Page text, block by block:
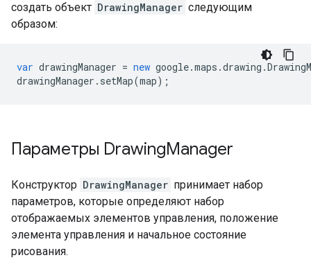
создать объект DrawingManager следующим
образом:
var drawingManager = new google.maps .drawing .
drawingManager . setMap(map);
Параметры DrawingManager
Конструктор DrawingManager принимает набор
параметров, которые определяют набор
отображаемых элементов управления, положение
элемента управления и начальное состояние
рисования.